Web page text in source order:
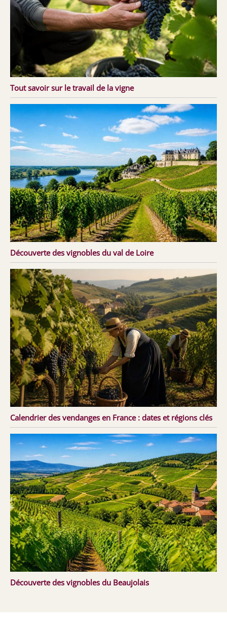
Tout savoir sur le travail de la vigne
Découverte des vignobles du val de Loire
Calendrier des vendanges en France : dates et régions clés
Découverte des vignobles du Beaujolais